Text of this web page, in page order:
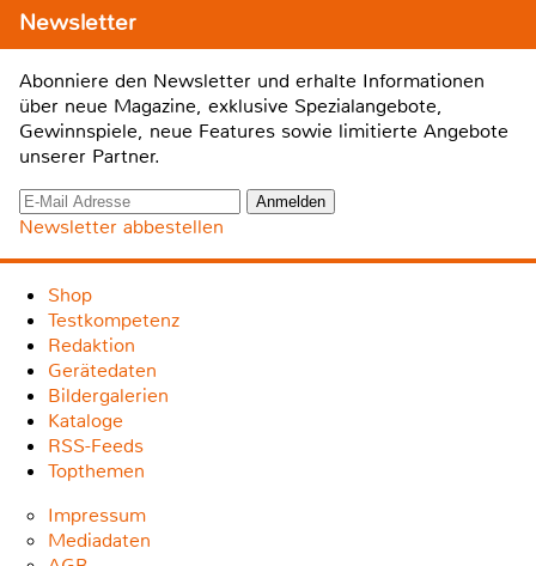
Newsletter
Abonniere den Newsletter und erhalte Informationen
über neue Magazine, exklusive Spezialangebote,
Gewinnspiele, neue Features sowie limitierte Angebote
unserer Partner.
Newsletter abbestellen
Shop
Testkompetenz
Redaktion
Gerätedaten
Bildergalerien
Kataloge
RSS-Feeds
Topthemen
Impressum
Mediadaten